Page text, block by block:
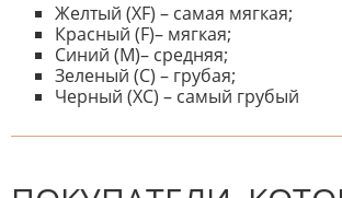
Желтый (XF) – самая мягкая;
Красный (F)– мягкая;
Синий (M)– средняя;
Зеленый (C) – грубая;
Черный (XC) – самый грубый
К настоящему времени нет
отзыв.